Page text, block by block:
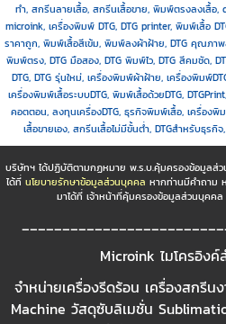
ทำ, สกรีนลายเสื้อ, สกรีนเสื้อขาย, พิมพ์ตรงลงเสื้อ
microink, เครื่องพิมพ์ DTG, DTG printer, พิมพ์เสื้อ
ราคาถูก, พิมพ์เสื้อสีเข้ม, พิมพ์ลงผ้าฝ้าย, DTG คุณภาพ
พิมพ์ตรง, DTG มือสอง, DTG พิมพ์ไว, DTG สีคมชัด,
DTG, DTG รุ่นใหม่, เครื่องพิมพ์ผ้าฝ้าย, เครื่องพิมพ์
เครื่องพิมพ์เสื้อระบบDTG, พิมพ์เสื้อด้วยDTG,
คอตตอน, ลงทุนเครื่องDTG, ธุรกิจพิมพ์เสื้อ, เครื่อง
เสื้อขายเอง, สกรีนเสื้อไม่มีขั้นต่ำ, DTGสำหรับธุรกิ
บริษัทฯ ได้ปฏิบัติตามกฏหมาย พ.ร.บ.คุ้มครองข้อมูลส่
ได้ที่ นโยบายรักษาข้อมูลส่วนบุคคล หากท่านมีคำถาม
มาได้ที่ เจ้าหน้าที่คุ้มครองข้อมูลส่วนบุคค
Microink ไมโครอิง
จำหน่ายเครื่องรีดร้อน เครื่องสกรีน
Machine วัสดุซับลิเมชั่น